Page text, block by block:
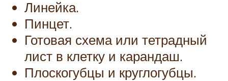
Линейка.
Пинцет.
Готовая схема или тетрадный
лист в клетку и карандаш.
Плоскогубцы и круглогубцы.